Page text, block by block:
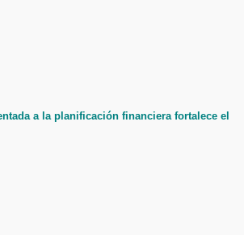
a la planificación financiera fortalece el